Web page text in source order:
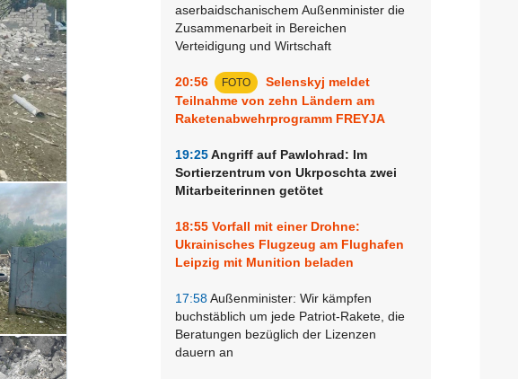
aserbaidschanischem Außenminister die
Zusammenarbeit in Bereichen
Verteidigung und Wirtschaft
20:56 FOTO
Selenskyj meldet
Teilnahme von zehn Ländern am
Raketenabwehrprogramm FREYJA
19:25Angriff auf Pawlohrad: Im
Sortierzentrum von Ukrposchta zwei
Mitarbeiterinnen getötet
18:55 Vorfall mit einer Drohne:
Ukrainisches Flugzeug am Flughafen
Leipzig mit Munition beladen
17:58Außenminister: Wir kämpfen
buchstäblich um jede Patriot-Rakete, die
Beratungen bezüglich der Lizenzen
dauern an